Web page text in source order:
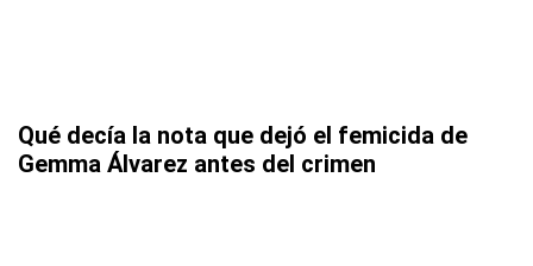
Qué decía la nota que dejó el femicida de
Gemma Álvarez antes del crimen